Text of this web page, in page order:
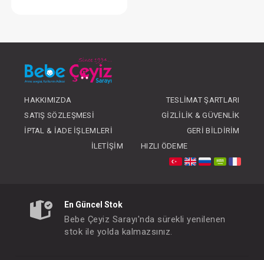
OLUNUZ
HAKKIMIZDA
TESLIMAT ŞARTLARI
SATIŞ SÖZLEŞMESI
GIZLILIK & GÜVENLIK
İPTAL & İADE İŞLEMLERI
GERI BILDIRIM
İLETIŞIM
HIZLI ÖDEME
En Güncel Stok
Bebe Çeyiz Sarayı'nda sürekli yenilenen
stok ile yolda kalmazsınız.